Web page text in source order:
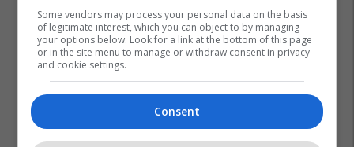
Some vendors may process your personal data on the basis
of legitimate interest, which you can object to by managing
your options below. Look for a link at the bottom of this page
or in the site menu to manage or withdraw consent in privacy
and cookie settings.
Consent